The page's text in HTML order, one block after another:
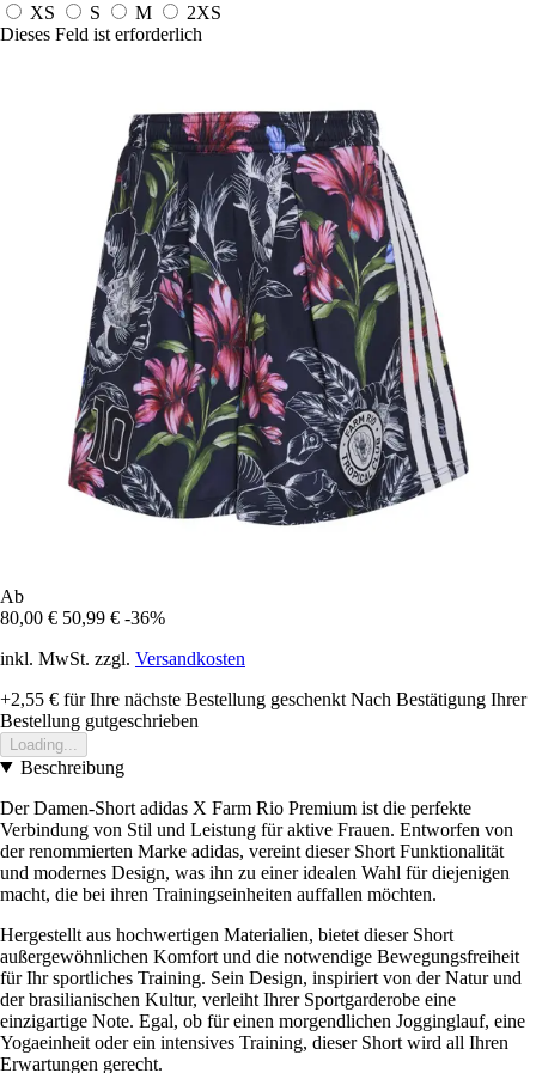
XS
S M
2XS
Dieses Feld ist erforderlich
Ab
80,00 € 50,99 € -36%
inkl. MwSt. zzgl. Versandkosten
+2,55 € für Ihre nächste Bestellung geschenkt Nach Bestätigung Ihrer
Bestellung gutgeschrieben
Loading...
Beschreibung
Der Damen-Short adidas X Farm Rio Premium ist die perfekte
Verbindung von Stil und Leistung für aktive Frauen. Entworfen von
der renommierten Marke adidas, vereint dieser Short Funktionalität
und modernes Design, was ihn zu einer idealen Wahl für diejenigen
macht, die bei ihren Trainingseinheiten auffallen möchten.
Hergestellt aus hochwertigen Materialien, bietet dieser Short
außergewöhnlichen Komfort und die notwendige Bewegungsfreiheit
für Ihr sportliches Training. Sein Design, inspiriert von der Natur und
der brasilianischen Kultur, verleiht Ihrer Sportgarderobe eine
einzigartige Note. Egal, ob für einen morgendlichen Jogginglauf, eine
Yogaeinheit oder ein intensives Training, dieser Short wird all Ihren
Erwartungen gerecht.